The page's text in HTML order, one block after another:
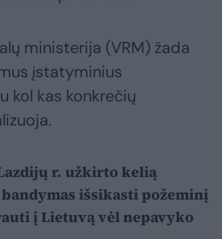
ministerija (VRM) žada
įstatyminius
kol kas konkrečių
r. užkirto kelią
išsikasti požeminį
į Lietuvą vėl nepavyko